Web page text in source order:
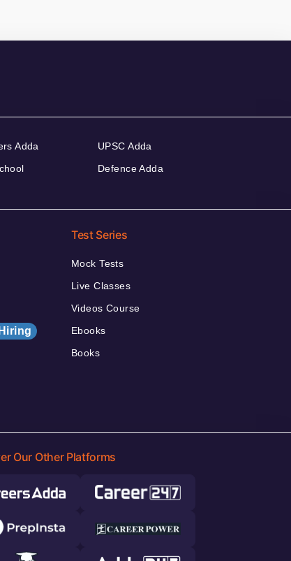
Adda
UPSC Adda
Defence Adda
Test Series
Mock Tests
Live Classes
Videos Course
Ebooks
Books
Our Other Platforms